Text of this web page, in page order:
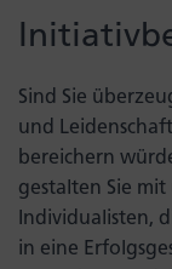
Sind Sie
und
bereichern
gestalten Sie
Individualisten,
in eine